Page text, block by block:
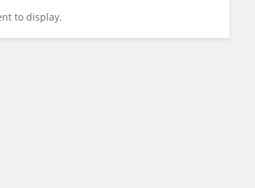
to display.